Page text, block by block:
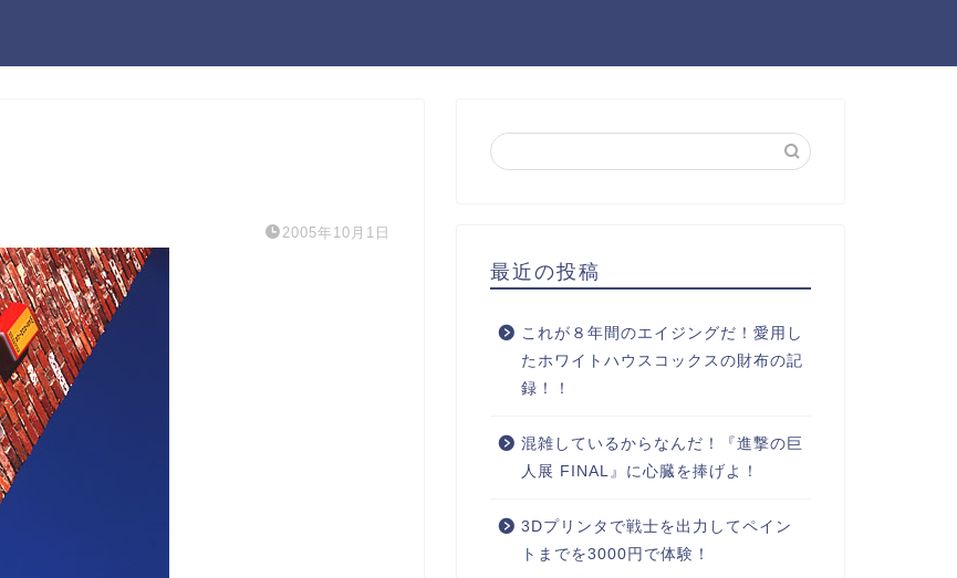
2005年10月1日
最近の投稿
これが８年間のエイジングだ！愛用し
たホワイトハウスコックスの財布の記
録！！
混雑しているからなんだ！『進撃の巨
人展 FINAL』に心臓を捧げよ！
3Dプリンタで戦士を出力してペイン
トまでを3000円で体験！